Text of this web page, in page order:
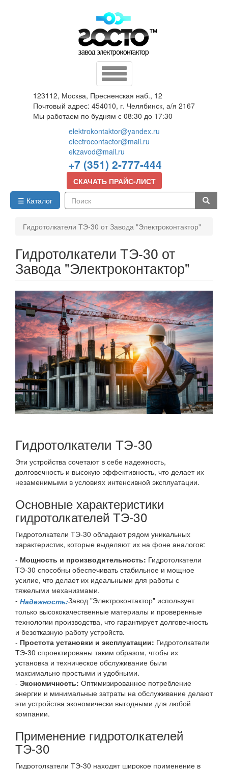
Toggle
navigation
123112, Москва, Пресненская наб., 12
Почтовый адрес: 454010, г. Челябинск, а/я 2167
Мы работаем по будням с 08:30 до 17:30
elektrokontaktor@yandex.ru
electrocontactor@mail.ru
ekzavod@mail.ru
+7 (351) 2-777-444
СКАЧАТЬ ПРАЙС-ЛИСТ
☰ Каталог
Гидротолкатели ТЭ-30 от Завода "Электроконтактор"
Гидротолкатели ТЭ-30 от
Завода "Электроконтактор"
Гидротолкатели ТЭ-30
Эти устройства сочетают в себе надежность,
долговечность и высокую эффективность, что делает их
незаменимыми в условиях интенсивной эксплуатации.
Основные характеристики
гидротолкателей ТЭ-30
Гидротолкатели ТЭ-30 обладают рядом уникальных
характеристик, которые выделяют их на фоне аналогов:
- Мощность и производительность: Гидротолкатели
ТЭ-30 способны обеспечивать стабильное и мощное
усилие, что делает их идеальными для работы с
тяжелыми механизмами.
- Надежность:Завод "Электроконтактор" использует
только высококачественные материалы и проверенные
технологии производства, что гарантирует долговечность
и безотказную работу устройств.
- Простота установки и эксплуатации: Гидротолкатели
ТЭ-30 спроектированы таким образом, чтобы их
установка и техническое обслуживание были
максимально простыми и удобными.
- Экономичность: Оптимизированное потребление
энергии и минимальные затраты на обслуживание делают
эти устройства экономически выгодными для любой
компании.
Применение гидротолкателей
ТЭ-30
Гидротолкатели ТЭ-30 находят широкое применение в